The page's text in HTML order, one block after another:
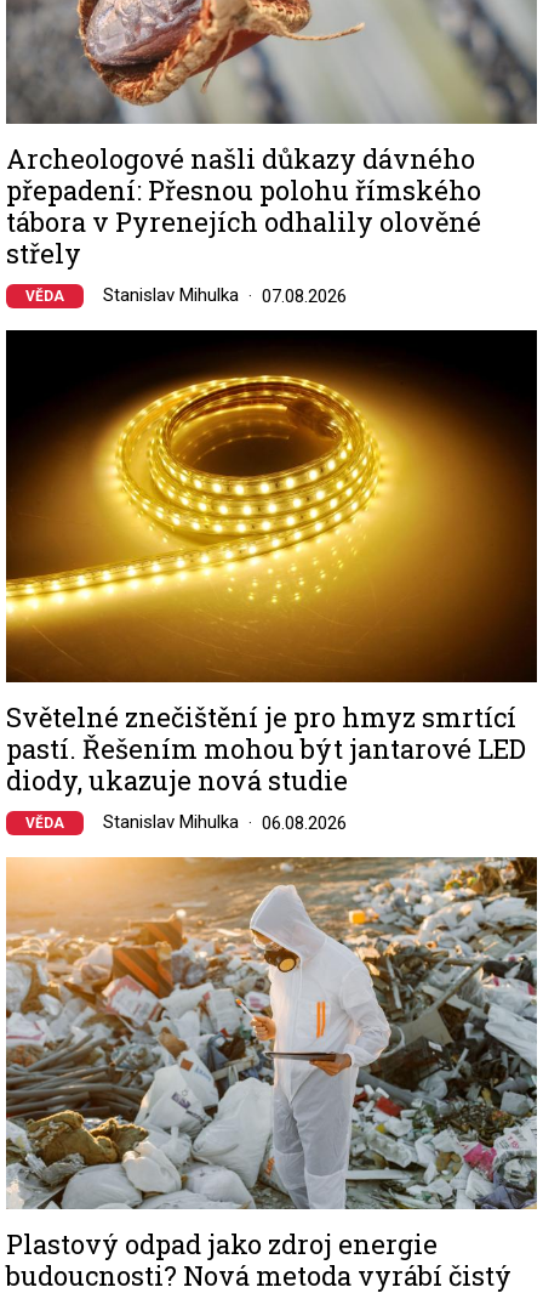
Archeologové našli důkazy dávného
přepadení: Přesnou polohu římského
tábora v Pyrenejích odhalily olověné
střely
VĚDA Stanislav Mihulka 07.08.2026
Světelné znečištění je pro hmyz smrtící
pastí. Řešením mohou být jantarové LED
diody, ukazuje nová studie
VĚDA Stanislav Mihulka 06.08.2026
Image
Plastový odpad jako zdroj energie
budoucnosti? Nová metoda vyrábí čistý